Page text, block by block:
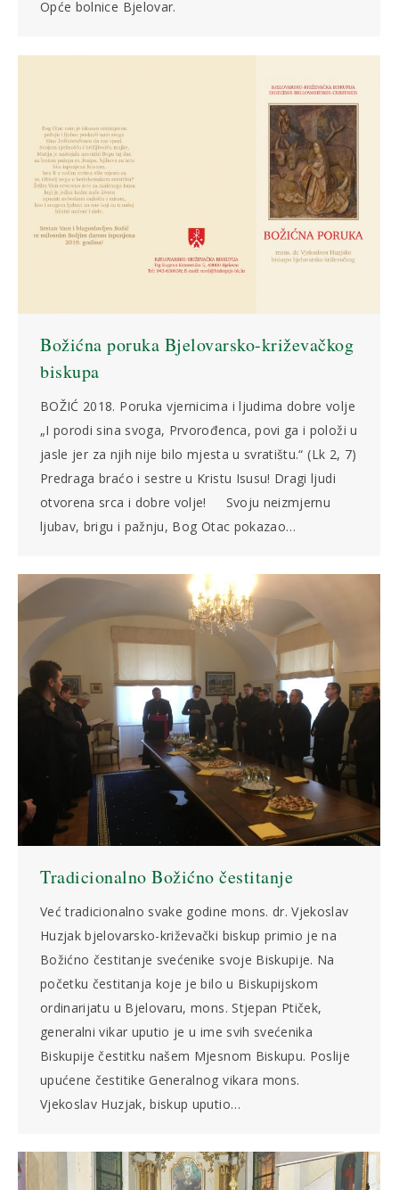
Opće bolnice Bjelovar.
Božićna poruka Bjelovarsko-križevačkog
biskupa
BOŽIĆ 2018. Poruka vjernicima i ljudima dobre volje
„I porodi sina svoga, Prvorođenca, povi ga i položi u
jasle jer za njih nije bilo mjesta u svratištu.“ (Lk 2, 7)
Predraga braćo i sestre u Kristu Isusu! Dragi ljudi
otvorena srca i dobre volje! Svoju neizmjernu
ljubav, brigu i pažnju, Bog Otac pokazao…
Tradicionalno Božićno čestitanje
Već tradicionalno svake godine mons. dr. Vjekoslav
Huzjak bjelovarsko-križevački biskup primio je na
Božićno čestitanje svećenike svoje Biskupije. Na
početku čestitanja koje je bilo u Biskupijskom
ordinarijatu u Bjelovaru, mons. Stjepan Ptiček,
generalni vikar uputio je u ime svih svećenika
Biskupije čestitku našem Mjesnom Biskupu. Poslije
upućene čestitike Generalnog vikara mons.
Vjekoslav Huzjak, biskup uputio…